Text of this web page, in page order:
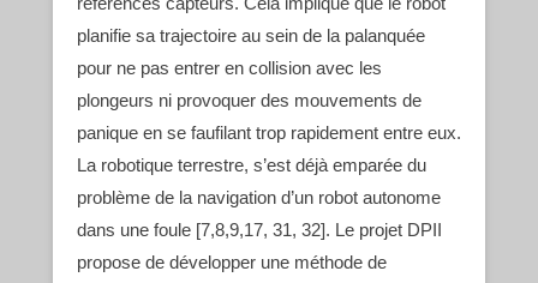
planifie sa trajectoire au sein de la palanquée
pour ne pas entrer en collision avec les
plongeurs ni provoquer des mouvements de
panique en se faufilant trop rapidement entre eux.
La robotique terrestre, s’est déjà emparée du
problème de la navigation d’un robot autonome
dans une foule [7,8,9,17, 31, 32]. Le projet DPII
propose de développer une méthode de